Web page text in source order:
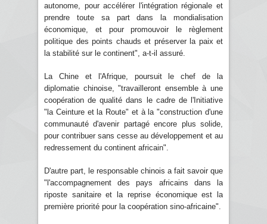
autonome, pour accélérer l'intégration régionale et
prendre toute sa part dans la mondialisation
économique, et pour promouvoir le règlement
politique des points chauds et préserver la paix et
la stabilité sur le continent", a-t-il assuré.
La Chine et l'Afrique, poursuit le chef de la
diplomatie chinoise, "travailleront ensemble à une
coopération de qualité dans le cadre de l'Initiative
"la Ceinture et la Route" et à la "construction d'une
communauté d'avenir partagé encore plus solide,
pour contribuer sans cesse au développement et au
redressement du continent africain".
D'autre part, le responsable chinois a fait savoir que
"l'accompagnement des pays africains dans la
riposte sanitaire et la reprise économique est la
première priorité pour la coopération sino-africaine".